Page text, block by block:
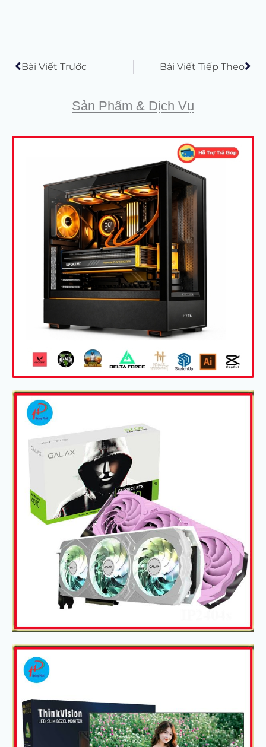
Bài Viết Trước Bài Viết Tiếp Theo
Sản Phẩm & Dịch Vụ